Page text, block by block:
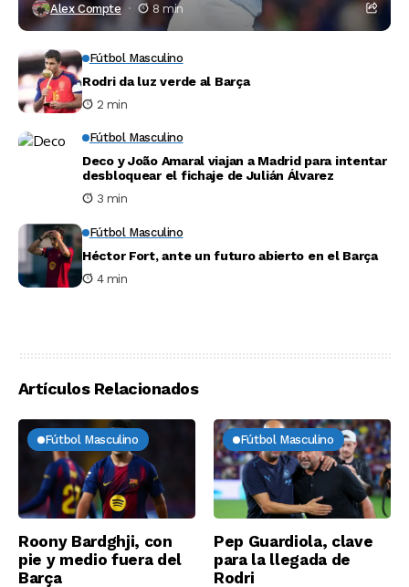
Alex Compte 8 min
Fútbol Masculino
Rodri da luz verde al Barça
2 min
Fútbol Masculino
Deco y João Amaral viajan a Madrid para intentar
desbloquear el fichaje de Julián Álvarez
3 min
Fútbol Masculino
Héctor Fort, ante un futuro abierto en el Barça
4 min
Artículos Relacionados
Fútbol Masculino
Roony Bardghji, con
pie y medio fuera del
Barça
Fútbol Masculino
Pep Guardiola, clave
para la llegada de
Rodri